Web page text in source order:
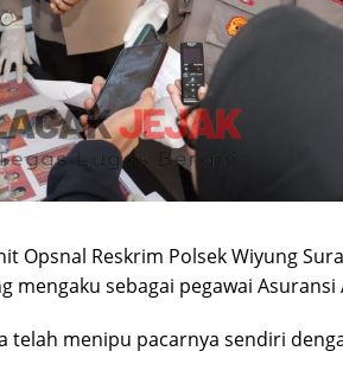
Opsnal Reskrim Polsek Wiyung
mengaku sebagai pegawai Asuransi
telah menipu pacarnya sendiri